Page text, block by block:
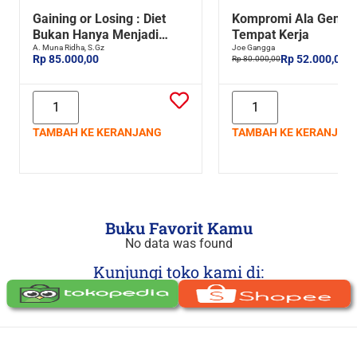
Gaining or Losing : Diet
Bukan Hanya Menjadi
Langsing, Tapi Juga
Menjadi Lebih Berisi dan
A. Muna Ridha, S.Gz
Rp 85.000,00
TAMBAH KE KERANJANG
Kompromi Ala Gen Z
Tempat Kerja
Joe Gangga
Rp 80.000,00Rp 52.000,00
TAMBAH KE
Buku Favorit Kamu
No data was found
Kunjungi toko kami di: